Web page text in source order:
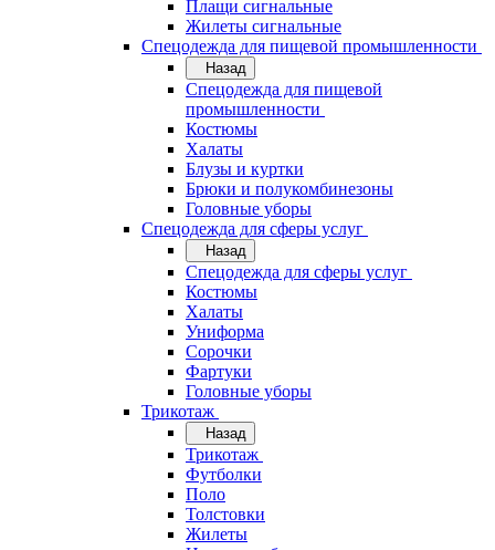
Плащи сигнальные
Жилеты сигнальные
Спецодежда для пищевой промышленности
Назад
Спецодежда для пищевой
промышленности
Костюмы
Халаты
Блузы и куртки
Брюки и полукомбинезоны
Головные уборы
Спецодежда для сферы услуг
Назад
Спецодежда для сферы услуг
Костюмы
Халаты
Униформа
Сорочки
Фартуки
Головные уборы
Трикотаж
Назад
Трикотаж
Футболки
Поло
Толстовки
Жилеты